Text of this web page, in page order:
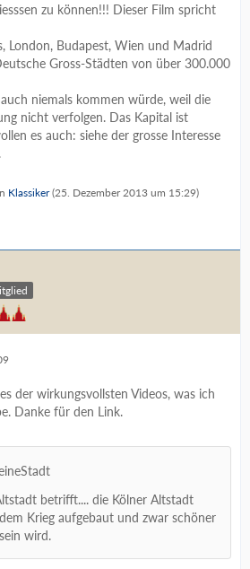
zu können!!! Dieser Film spricht
London, Budapest, Wien und Madrid
Gross-Städten von über 300.000
niemals kommen würde, weil die
nicht verfolgen. Das Kapital ist
es auch: siehe der grosse Interesse
Klassiker(25. Dezember 2013 um 15:29)
der wirkungsvollsten Videos, was ich
Danke für den Link.
betrifft.... die Kölner Altstadt
Krieg aufgebaut und zwar schöner
wird.